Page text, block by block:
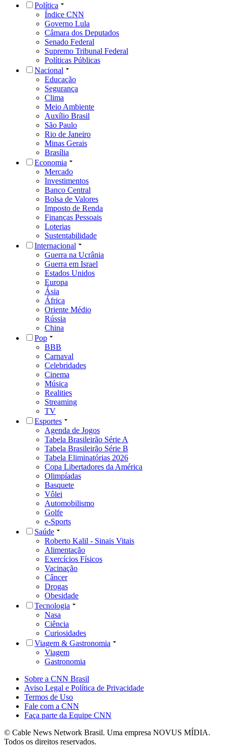
Política
Índice CNN
Governo Lula
Câmara dos Deputados
Senado Federal
Supremo Tribunal Federal
Políticas Públicas
Nacional
Educação
Segurança
Clima
Meio Ambiente
Auxílio Brasil
São Paulo
Rio de Janeiro
Minas Gerais
Brasília
Economia
Mercado
Investimentos
Banco Central
Bolsa de Valores
Imposto de Renda
Finanças Pessoais
Loterias
Sustentabilidade
Internacional
Guerra na Ucrânia
Guerra em Israel
Estados Unidos
Europa
Ásia
África
Oriente Médio
Rússia
China
Pop
BBB
Carnaval
Celebridades
Cinema
Música
Realities
Streaming
TV
Esportes
Agenda de Jogos
Tabela Brasileirão Série A
Tabela Brasileirão Série B
Tabela Eliminatórias 2026
Copa Libertadores da América
Olimpíadas
Basquete
Vôlei
Automobilismo
Golfe
e-Sports
Saúde
Roberto Kalil - Sinais Vitais
Alimentação
Exercícios Físicos
Vacinação
Câncer
Drogas
Obesidade
Tecnologia
Nasa
Ciência
Curiosidades
Viagem & Gastronomia
Viagem
Gastronomia
Sobre a CNN Brasil
Aviso Legal e Política de Privacidade
Termos de Uso
Fale com a CNN
Faça parte da Equipe CNN
© Cable News Network Brasil. Uma empresa NOVUS MÍDIA.
Todos os direitos reservados.